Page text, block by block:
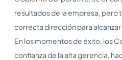
resultados de la empresa, pero
correcta dirección para
En los momentos de éxito, los
confianza de la alta gerencia,